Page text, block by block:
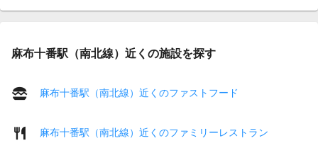
麻布十番駅（南北線）近くの施設を探す
麻布十番駅（南北線）近くのファストフード
麻布十番駅（南北線）近くのファミリーレストラン